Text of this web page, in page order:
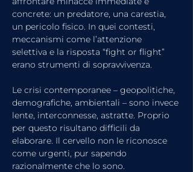
concrete: un predatore, una carestia,
un pericolo fisico. In quei contesti,
meccanismi come l’attenzione
selettiva e la risposta “fight or flight”
erano strumenti di sopravvivenza.
Le crisi contemporanee – geopolitiche,
demografiche, ambientali – sono invece
lente, interconnesse, astratte. Proprio
per questo risultano difficili da
elaborare. Il cervello non le riconosce
come urgenti, pur sapendo
razionalmente che lo sono.